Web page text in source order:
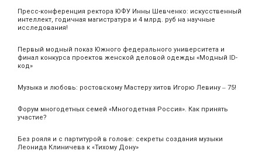
Пресс-конференция ректора ЮФУ Инны Шевченко: искусственный
интеллект, годичная магистратура и 4 млрд. руб на научные
исследования!
Первый модный показ Южного федерального университета и
финал конкурса проектов женской деловой одежды «Модный ID-
код»
Музыка и любовь: ростовскому Мастеру хитов Игорю Левину ‒ 75!
Форум многодетных семей «Многодетная Россия». Как принять
участие?
Без рояля и с партитурой в голове: секреты создания музыки
Леонида Клиничева к «Тихому Дону»